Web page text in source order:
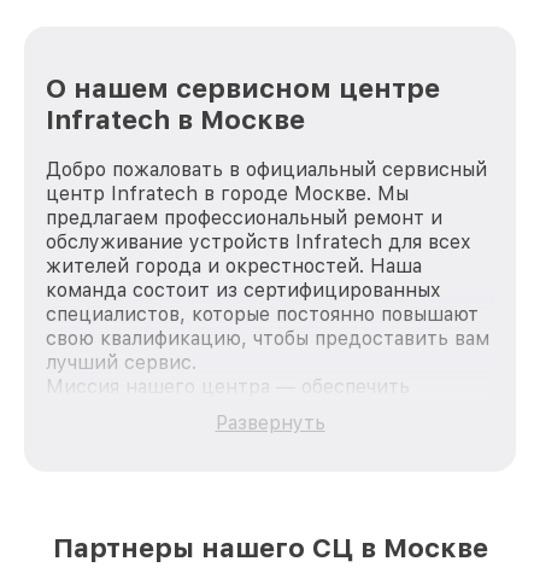
О нашем сервисном центре
Infratech в Москве
Добро пожаловать в официальный сервисный
центр Infratech в городе Москве. Мы
предлагаем профессиональный ремонт и
обслуживание устройств Infratech для всех
жителей города и окрестностей. Наша
команда состоит из сертифицированных
специалистов, которые постоянно повышают
свою квалификацию, чтобы предоставить вам
лучший сервис.
Миссия нашего центра — обеспечить
качественный и доступный ремонт для
каждого пользователя продукции Infratech,
лучшим сервисным центром Infratech в
Развернуть
Партнеры нашего СЦ в Москве